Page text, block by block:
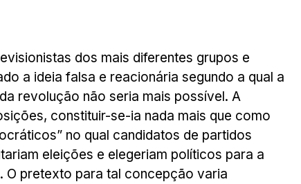
dos mais diferentes grupos e
a ideia falsa e reacionária segundo a qual a
revolução não seria mais possível. A
constituir-se-ia nada mais que como
no qual candidatos de partidos
eleições e elegeriam políticos para a
O pretexto para tal concepção varia